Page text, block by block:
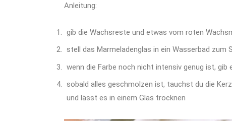
Anleitung:
gib die Wachsreste und etwas vom roten
stell das Marmeladenglas in ein Wasserbad zum
wenn die Farbe noch nicht intensiv genug ist,
sobald alles geschmolzen ist, tauchst du die
und lässt es in einem Glas trocknen